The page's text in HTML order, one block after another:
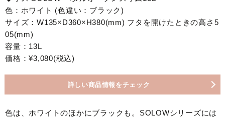
色：ホワイト (色違い：ブラック)
サイズ：W135×D360×H380(mm) フタを開けたときの高さ5
05(mm)
容量：13L
価格：¥3,080(税込)
詳しい商品情報をチェック
色は、ホワイトのほかにブラックも。SOLOWシリーズには